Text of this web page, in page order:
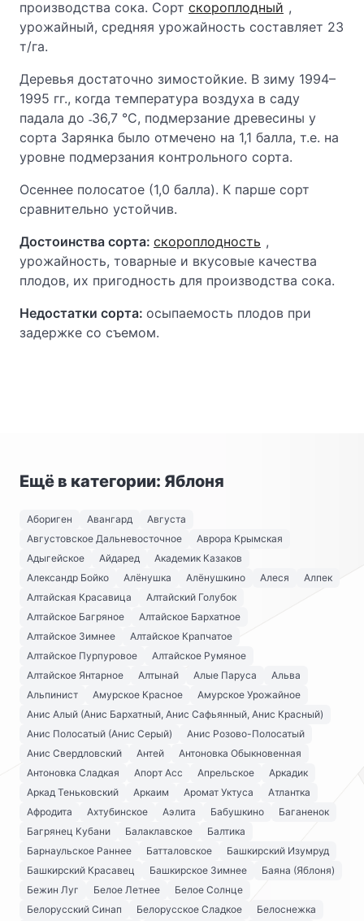
производства сока. Сорт скороплодный ,
урожайный, средняя урожайность составляет 23
т/га.
Деревья достаточно зимостойкие. В зиму 1994–
1995 гг., когда температура воздуха в саду
падала до ˗36,7 °С, подмерзание древесины у
сорта Зарянка было отмечено на 1,1 балла, т.е. на
уровне подмерзания контрольного сорта.
Осеннее полосатое (1,0 балла). К парше сорт
сравнительно устойчив.
Достоинства сорта: скороплодность ,
урожайность, товарные и вкусовые качества
плодов, их пригодность для производства сока.
Недостатки сорта: осыпаемость плодов при
задержке со съемом.
Ещё в категории: Яблоня
Абориген Авангард
Августа
Августовское Дальневосточное
Аврора Крымская
Адыгейское
Айдаред
Академик Казаков
Александр Бойко
Алёнушка Алёнушкино Алеся
Алпек
Алтайская Красавица
Алтайский Голубок
Алтайское Багряное
Алтайское Бархатное
Алтайское Зимнее
Алтайское Крапчатое
Алтайское Пурпуровое
Алтайское Румяное
Алтайское Янтарное
Алтынай Алые Паруса
Альва
Альпинист
Амурское Красное
Амурское Урожайное
Анис Алый (Анис Бархатный, Анис Сафьянный, Анис Красный)
Анис Полосатый (Анис Серый)
Анис Розово-Полосатый
Анис Свердловский
Антей
Антоновка Обыкновенная
Антоновка Сладкая
Апорт Асс Апрельское
Аркадик
Аркад Теньковский
Аркаим Аромат Уктуса
Атлантка
Афродита
Ахтубинское Аэлита Бабушкино
Баганенок
Багрянец Кубани
Балаклавское
Балтика
Барнаульское Раннее
Батталовское
Башкирский Изумруд
Башкирский Красавец
Башкирское Зимнее
Баяна (Яблоня)
Бежин Луг
Белое Летнее
Белое Солнце
Белорусский Синап
Белорусское Сладкое
Белоснежка